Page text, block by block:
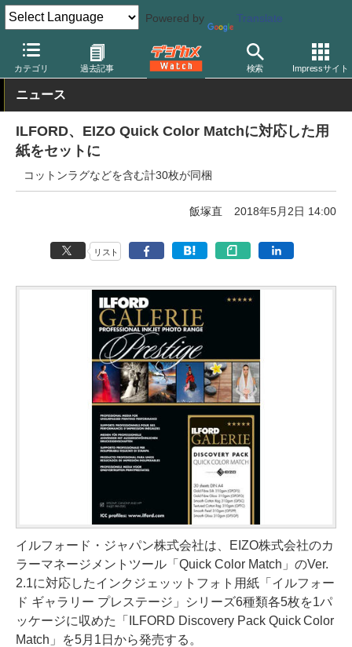
Powered by Translate
カテゴリ 過去記事 検索 Impressサイト
デジカメ Watch プリント関連 ペーパー イルフォード
ニュース
ILFORD、EIZO Quick Color Matchに対応した用
紙をセットに
コットンラグなどを含む計30枚が同梱
飯塚直 2018年5月2日 14:00
リスト
イルフォード・ジャパン株式会社は、EIZO株式会社のカ
ラーマネージメントツール「Quick Color Match」のVer.
2.1に対応したインクジェッットフォト用紙「イルフォー
ド ギャラリー プレステージ」シリーズ6種類各5枚を1パ
ッケージに収めた「ILFORD Discovery Pack Quick Color
Match」を5月1日から発売する。